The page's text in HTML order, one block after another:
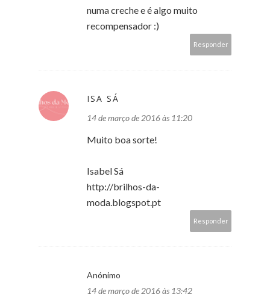
numa creche e é algo muito
recompensador :)
Responder
ISA SÁ
14 de março de 2016 às 11:20
Muito boa sorte!
Isabel Sá
http://brilhos-da-
moda.blogspot.pt
Responder
Anónimo
14 de março de 2016 às 13:42